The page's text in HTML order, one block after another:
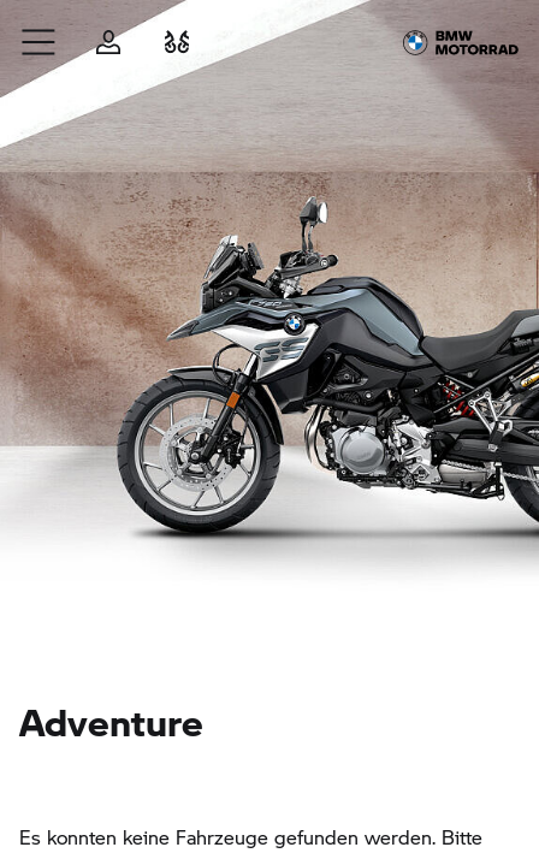
Zum Hauptinhalt springen
AnmeldenFahrzeugvergleich
Adventure
Es konnten keine Fahrzeuge gefunden werden. Bitte